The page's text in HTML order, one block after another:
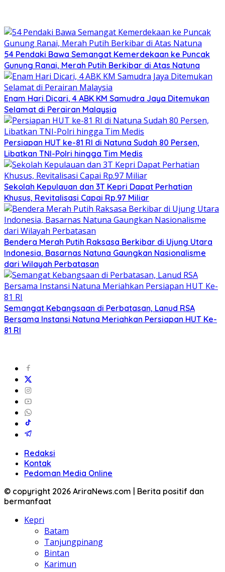
54 Pendaki Bawa Semangat Kemerdekaan ke Puncak
Gunung Ranai, Merah Putih Berkibar di Atas Natuna
Enam Hari Dicari, 4 ABK KM Samudra Jaya Ditemukan
Selamat di Perairan Malaysia
Persiapan HUT ke-81 RI di Natuna Sudah 80 Persen,
Libatkan TNI-Polri hingga Tim Medis
Sekolah Kepulauan dan 3T Kepri Dapat Perhatian
Khusus, Revitalisasi Capai Rp.97 Miliar
Bendera Merah Putih Raksasa Berkibar di Ujung Utara
Indonesia, Basarnas Natuna Gaungkan Nasionalisme
dari Wilayah Perbatasan
Semangat Kebangsaan di Perbatasan, Lanud RSA
Bersama Instansi Natuna Meriahkan Persiapan HUT Ke-
81 RI
Redaksi
Kontak
Pedoman Media Online
© copyright 2026 AriraNews.com | Berita positif dan
bermanfaat
Kepri
Batam
Tanjungpinang
Bintan
Karimun